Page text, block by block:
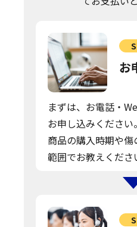
お
まずは、お電話・
お申し込みください。
商品の購入時期や
範囲でお教えくださ